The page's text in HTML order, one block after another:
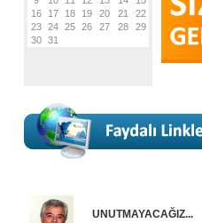
UNUTMAYACAĞIZ...